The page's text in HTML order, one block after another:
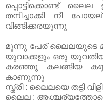
പ്പൊട്ടിക്കൊണ്ട്
തനിച്ചാക്കി നീ
വിങ്ങിക്കരയുന്നു
മൂന്നു പേര് ലൈലയുടെ
യുവാക്കളും ഒരു
കരഞ്ഞു കലങ്ങിയ
കാണുന്നു
സ്ത്രീ : ലൈലയെ തട്ടി
ലൈല :